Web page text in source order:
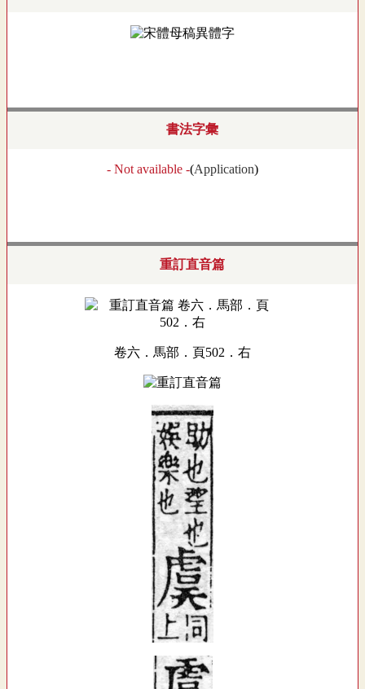
書法字彙
- Not available -(Application)
重訂直音篇
卷六．馬部．頁502．右